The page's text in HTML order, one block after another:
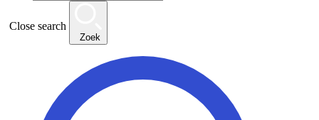
Close search
Zoek